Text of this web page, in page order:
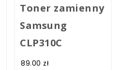
Toner zamienny
Samsung
CLP310C
89.00 zł